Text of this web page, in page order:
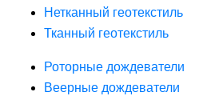
Нетканный геотекстиль
Тканный геотекстиль
Роторные дождеватели
Веерные дождеватели